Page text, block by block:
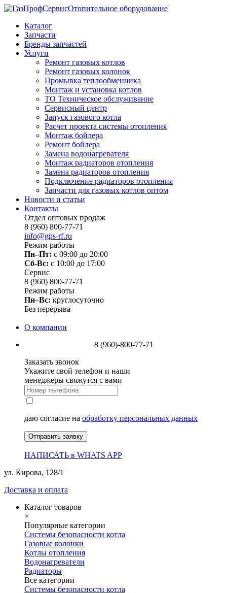
Отопительное оборудование
Каталог
Запчасти
Бренды запчастей
Услуги
Ремонт газовых котлов
Ремонт газовых колонок
Промывка теплообменника
Монтаж и установка котлов
ТО Техническое обслуживание
Сервисный центр
Запуск газового котла
Расчет проекта системы отопления
Монтаж бойлера
Ремонт бойлера
Замена водонагревателя
Монтаж радиаторов отопления
Замена радиаторов отопления
Подключение радиаторов отопления
Запчасти для газовых котлов оптом
Новости и статьи
Контакты
Отдел оптовых продаж
8 (960) 800-77-71
info@gps-rf.ru
Режим работы
Пн–Пт: с 09:00 до 20:00
Сб-Вс: c 10:00 до 17:00
Сервис
8 (960) 800-77-71
Режим работы
Пн–Вс: круглосуточно
Без перерыва
О компании
8 (960)-800-77-71
Заказать звонок
Укажите свой телефон и наши
менеджеры свяжутся с вами
даю согласие на обработку персональных данных
Отправить заявку
НАПИСАТЬ в WHATS APP
ул. Кирова, 128/1
Доставка и оплата
Каталог товаров
×
Популярные категории
Системы безопасности котла
Газовые колонки
Котлы отопления
Водонагреватели
Радиаторы
Все категории
Системы безопасности котла